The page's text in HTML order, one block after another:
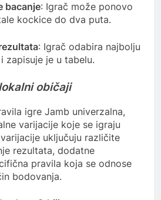
bacanje: Igrač može ponovo
kockice do dva puta.
: Igrač odabira najbolju
zapisuje je u tabelu.
običaji
igre Jamb univerzalna,
varijacije koje se igraju
uključuju različite
rezultata, dodatne
pravila koja se odnose
bodovanja.